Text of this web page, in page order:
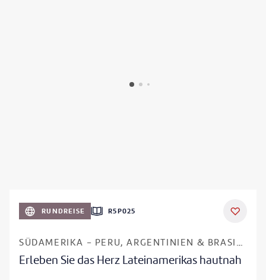
RUNDREISE R5P025
SÜDAMERIKA - PERU, ARGENTINIEN & BRASILIEN
Erleben Sie das Herz Lateinamerikas hautnah